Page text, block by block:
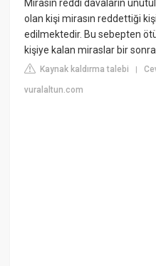
Mirasın reddi davaların
olan kişi mirasın reddettiği
edilmektedir. Bu sebepten
kişiye kalan miraslar bir
Kaynak kaldırma talebi |
vuralaltun.com